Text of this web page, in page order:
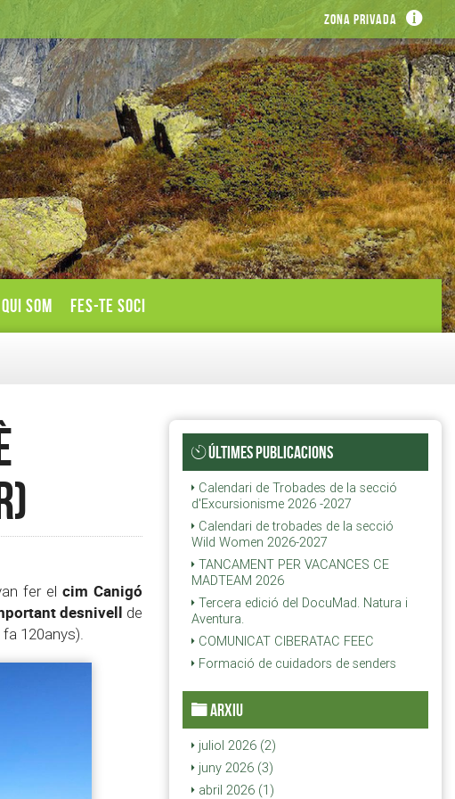
Zona privada
QUI SOM FES-TE SOCI
fer elcim Canigó
desnivell de
120anys).
ÚLTIMES PUBLICACIONS
Calendari de Trobades de la secció
d'Excursionisme 2026 -2027
Calendari de trobades de la secció
Wild Women 2026-2027
TANCAMENT PER VACANCES CE
MADTEAM 2026
Tercera edició del DocuMad. Natura i
Aventura.
COMUNICAT CIBERATAC FEEC
Formació de cuidadors de senders
ARXIU
juliol 2026 (2)
juny 2026 (3)
abril 2026 (1)